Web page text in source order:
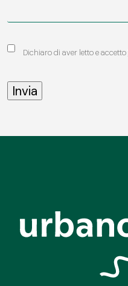
Dichiaro di aver letto e accetto